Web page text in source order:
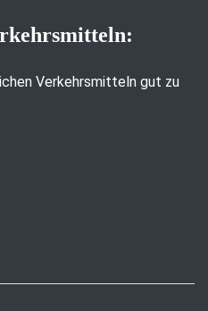
Verkehrsmitteln gut zu